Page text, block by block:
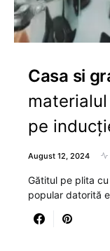
Casa si
pe
August 12, 2024
Gătitul pe plita
popular datorită